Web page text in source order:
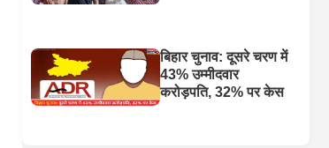
बिहार चुनाव: दूसरे चरण में
43% उम्मीदवार
करोड़पति, 32% पर केस